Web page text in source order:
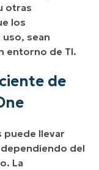
otras
los
sean
entorno de TI.
de
puede llevar
del
La